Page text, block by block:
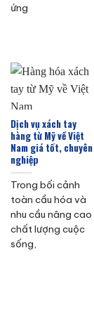
ứng
Dịch vụ xách tay
hàng từ Mỹ về Việt
Nam giá tốt, chuyên
nghiệp
Trong bối cảnh
toàn cầu hóa và
nhu cầu nâng cao
chất lượng cuộc
sống,